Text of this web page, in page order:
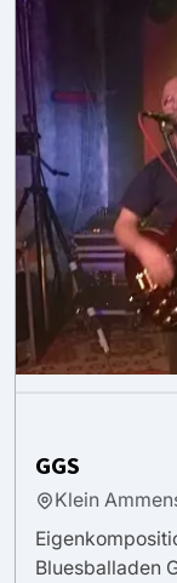
GGS
Klein
Bluesballaden